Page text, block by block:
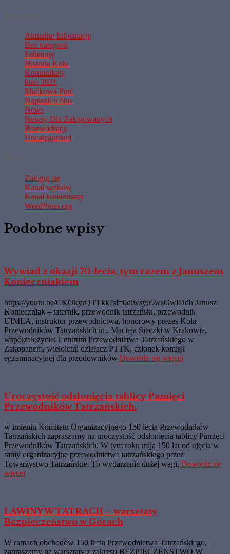
Aktualne Informacje
Bez kategorii
Felietony
Historia Koła
Komunikaty
kurs 2021
Maćkowa Perć
Napisali o Nas
News
Newsy Dla Zalogowanych
Przewodnicy
Uncategorised
Zaloguj się
Kanał wpisów
Kanał komentarzy
WordPress.org
Podobne wpisy
Wywiad z okazji 70-lecia, tym razem z Januszem
Konieczniakiem
https://youtu.be/CKOkyrQTTkk?si=0diwsyu9wsGwIDdh Janusz
Konieczniak – taternik, przewodnik tatrzański, przewodnik
UIMLA, instruktor przewodnictwa, honorowy prezes Koła
Przewodników Tatrzańskich im. Macieja Sieczki w Krakowie,
współzałożyciel Centrum Przewodnictwa Tatrzańskiego w
Zakopanem, wieloletni działacz PTTK, członek komisji
egzaminacyjnej dla przodowników Dowiedz się więcej
Uroczystość odsłonięcia tablicy Pamięci
Przewodników Tatrzańskich.
w imieniu Komitetu Organizacyjnego 150 lecia Przewodników
Tatrzańskich zapraszamy na uroczystość odsłonięcia tablicy Pamięci
Przewodników Tatrzańskich. W tym roku mija 150 lat od ujęcia w
ramy organizacyjne przewodnictwa tatrzańskiego przez
Towarzystwo Tatrzańskie. To wydarzenie dużej wagi, Dowiedz się
więcej
LAWINY W TATRACH – warsztaty
Bezpieczeństwo w Górach
W ramach obchodów 150 lecia Przewodnictwa Tatrzańskiego,
zapraszamy na warsztaty z zakresu BEZPIECZEŃSTWO W